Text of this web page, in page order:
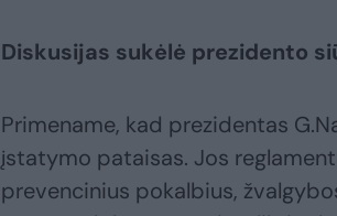
Diskusijas sukėlė prezidento
Primename, kad prezidentas
įstatymo pataisas. Jos
prevencinius pokalbius,